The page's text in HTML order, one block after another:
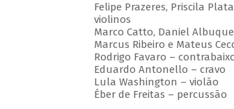
Felipe Prazeres, Priscila
violinos
Marco Catto, Daniel
Marcus Ribeiro e Mateus
Rodrigo Favaro –
Eduardo Antonello – cravo
Lula Washington – violão
Éber de Freitas – percussão